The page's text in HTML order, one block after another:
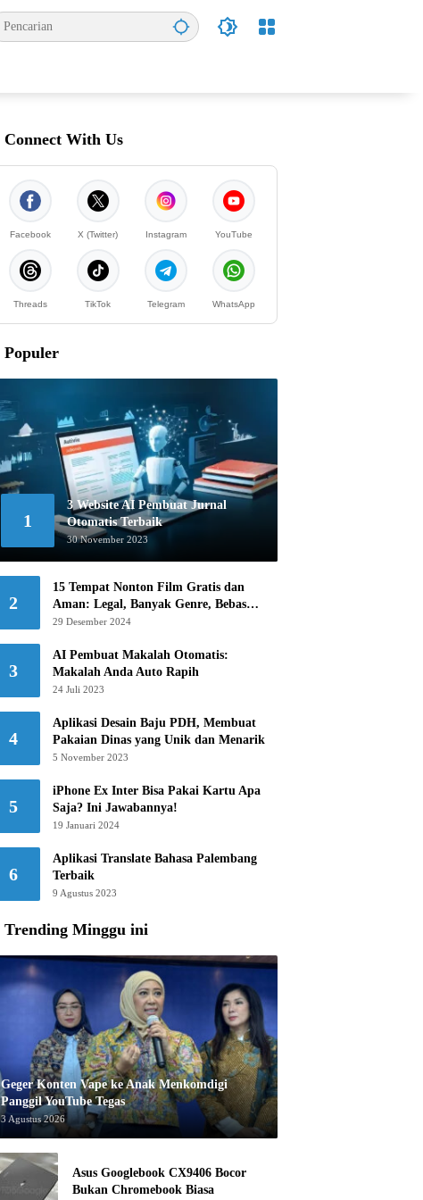
Connect With Us
Facebook X (Twitter) Instagram YouTube
Threads TikTok Telegram WhatsApp
Populer
1
3 Website AI Pembuat Jurnal
Otomatis Terbaik
30 November 2023
2
15 Tempat Nonton Film Gratis dan
Aman: Legal, Banyak Genre, Bebas
Khawatir!
29 Desember 2024
3
AI Pembuat Makalah Otomatis:
Makalah Anda Auto Rapih
24 Juli 2023
4
Aplikasi Desain Baju PDH, Membuat
Pakaian Dinas yang Unik dan Menarik
5 November 2023
5
iPhone Ex Inter Bisa Pakai Kartu Apa
Saja? Ini Jawabannya!
19 Januari 2024
6
Aplikasi Translate Bahasa Palembang
Terbaik
9 Agustus 2023
Trending Minggu ini
Geger Konten Vape ke Anak Menkomdigi
Panggil YouTube Tegas
3 Agustus 2026
Asus Googlebook CX9406 Bocor
Bukan Chromebook Biasa